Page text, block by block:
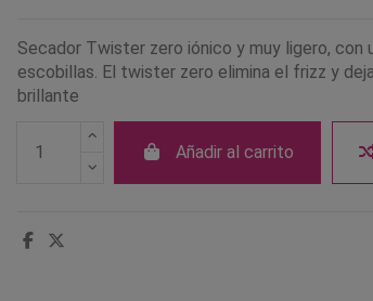
Secador Twister zero iónico y muy ligero, con
escobillas. El twister zero elimina el frizz y
brillante
Añadir al carrito